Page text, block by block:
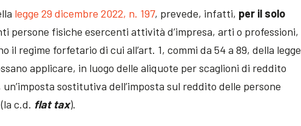
legge 29 dicembre 2022, n. 197, prevede, infatti, per il solo
persone fisiche esercenti attività d’impresa, arti o professioni,
il regime forfetario di cui all’art. 1, commi da 54 a 89, della legge
applicare, in luogo delle aliquote per scaglioni di reddito
un’imposta sostitutiva dell’imposta sul reddito delle persone
c.d. flat tax).